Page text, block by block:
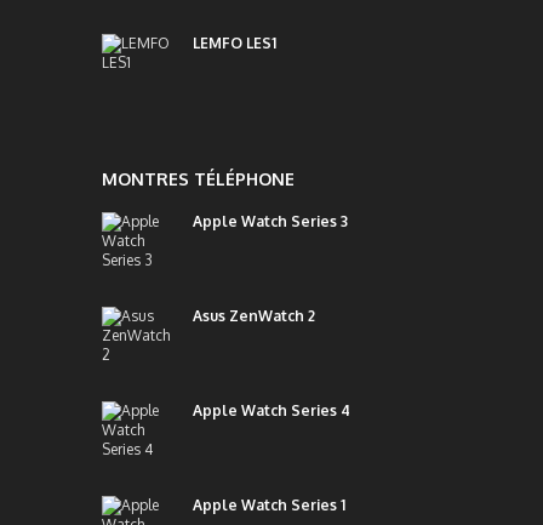
LEMFO LES1
MONTRES TÉLÉPHONE
Apple Watch Series 3
Asus ZenWatch 2
Apple Watch Series 4
Apple Watch Series 1